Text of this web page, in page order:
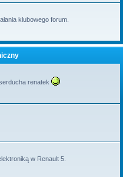
klubowego forum.
renatek
w Renault 5.